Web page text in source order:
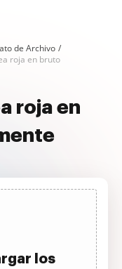
de Archivo
roja en bruto
roja en
los